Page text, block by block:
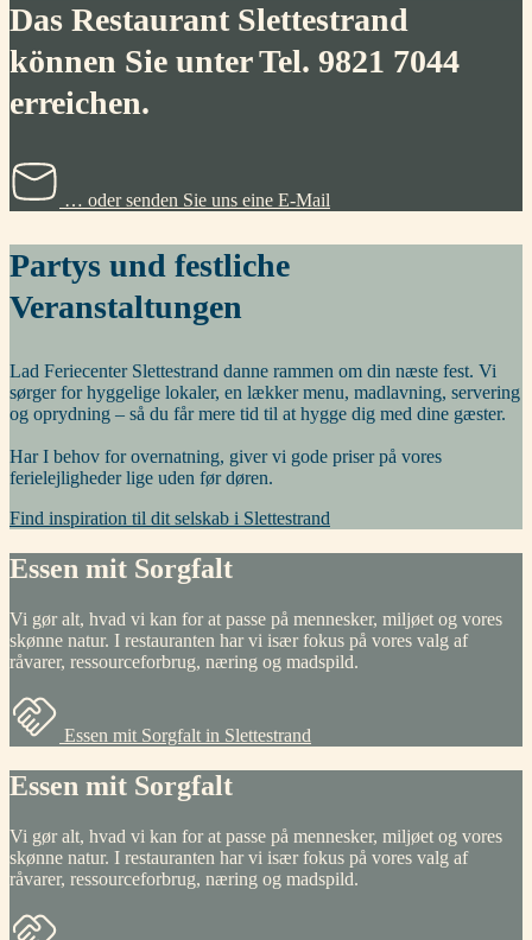
Das Restaurant Slettestrand
können Sie unter Tel. 9821 7044
erreichen.
… oder senden Sie uns eine E-Mail
Partys und festliche
Veranstaltungen
Lad Feriecenter Slettestrand danne rammen om din næste fest. Vi
sørger for hyggelige lokaler, en lækker menu, madlavning, servering
og oprydning – så du får mere tid til at hygge dig med dine gæster.
Har I behov for overnatning, giver vi gode priser på vores
ferielejligheder lige uden før døren.
Find inspiration til dit selskab i Slettestrand
Essen mit Sorgfalt
Vi gør alt, hvad vi kan for at passe på mennesker, miljøet og vores
skønne natur. I restauranten har vi især fokus på vores valg af
råvarer, ressourceforbrug, næring og madspild.
Essen mit Sorgfalt in Slettestrand
Essen mit Sorgfalt
Vi gør alt, hvad vi kan for at passe på mennesker, miljøet og vores
skønne natur. I restauranten har vi især fokus på vores valg af
råvarer, ressourceforbrug, næring og madspild.